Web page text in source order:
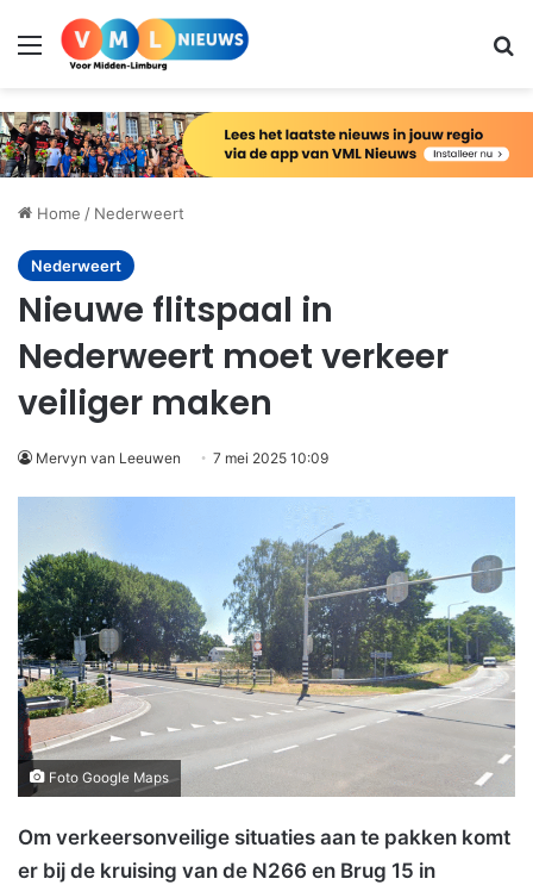
Menu
Home / Nederweert
Nederweert
Nieuwe flitspaal in
Nederweert moet verkeer
veiliger maken
Mervyn van Leeuwen 7 mei 2025 10:09
Foto Google Maps
Om verkeersonveilige situaties aan te pakken komt
er bij de kruising van de N266 en Brug 15 in